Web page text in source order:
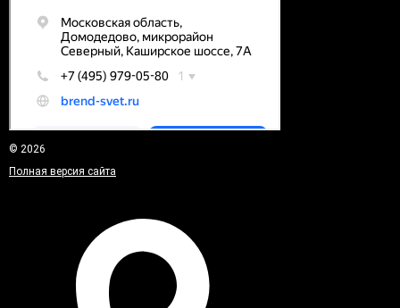
© 2026
Полная версия сайта